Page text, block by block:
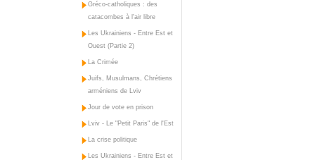
Gréco-catholiques : des
catacombes à l'air libre
Les Ukrainiens - Entre Est et
Ouest (Partie 2)
La Crimée
Juifs, Musulmans, Chrétiens
arméniens de Lviv
Jour de vote en prison
Lviv - Le "Petit Paris" de l'Est
La crise politique
Les Ukrainiens - Entre Est et